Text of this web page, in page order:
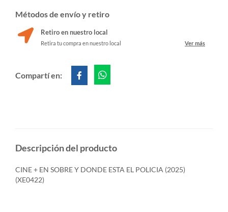
Métodos de envío y retiro
Retiro en nuestro local
Retira tu compra en nuestro local Ver más
Compartí en:
Descripción del producto
CINE + EN SOBRE Y DONDE ESTA EL POLICIA (2025)
(XE0422)